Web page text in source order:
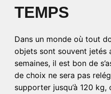
TEMPS
Dans un monde où tout
objets sont souvent jetés
semaines, il est bon de
de choix ne sera pas
supporter jusqu’à 120